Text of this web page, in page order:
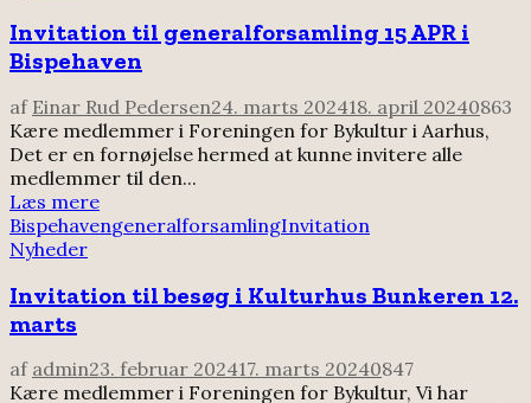
Invitation til generalforsamling 15 APR i
Bispehaven
af Einar Rud Pedersen24. marts 202418. april 20240863
Kære medlemmer i Foreningen for Bykultur i Aarhus,
Det er en fornøjelse hermed at kunne invitere alle
medlemmer til den...
Læs mere
BispehavengeneralforsamlingInvitation
Nyheder
Invitation til besøg i Kulturhus Bunkeren 12.
marts
af admin23. februar 202417. marts 20240847
Kære medlemmer i Foreningen for Bykultur, Vi har